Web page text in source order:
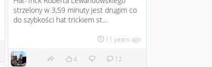
strzelony w 3,59 minuty jest drugim co
do szybkości hat trickiem st...
11 years ago
4 12